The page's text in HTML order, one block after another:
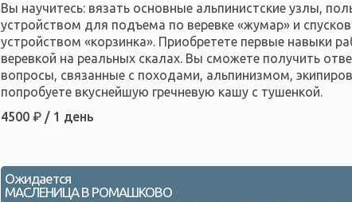
Вы научитесь: вязать основные альпинистские узлы,
устройством для подъема по веревке «жумар» и
устройством «корзинка». Приобретете первые навыки
веревкой на реальных скалах. Вы сможете получить
вопросы, связанные с походами, альпинизмом,
попробуете вкуснейшую гречневую кашу с тушенкой.
4500 ₽ / 1 день
Ожидается
МАСЛЕНИЦА В РОМАШКОВО